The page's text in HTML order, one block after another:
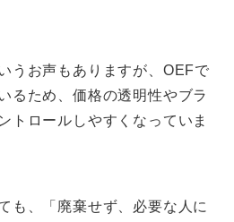
うお声もありますが、OEFで
るため、価格の透明性やブラ
トロールしやすくなっていま
も、「廃棄せず、必要な人に